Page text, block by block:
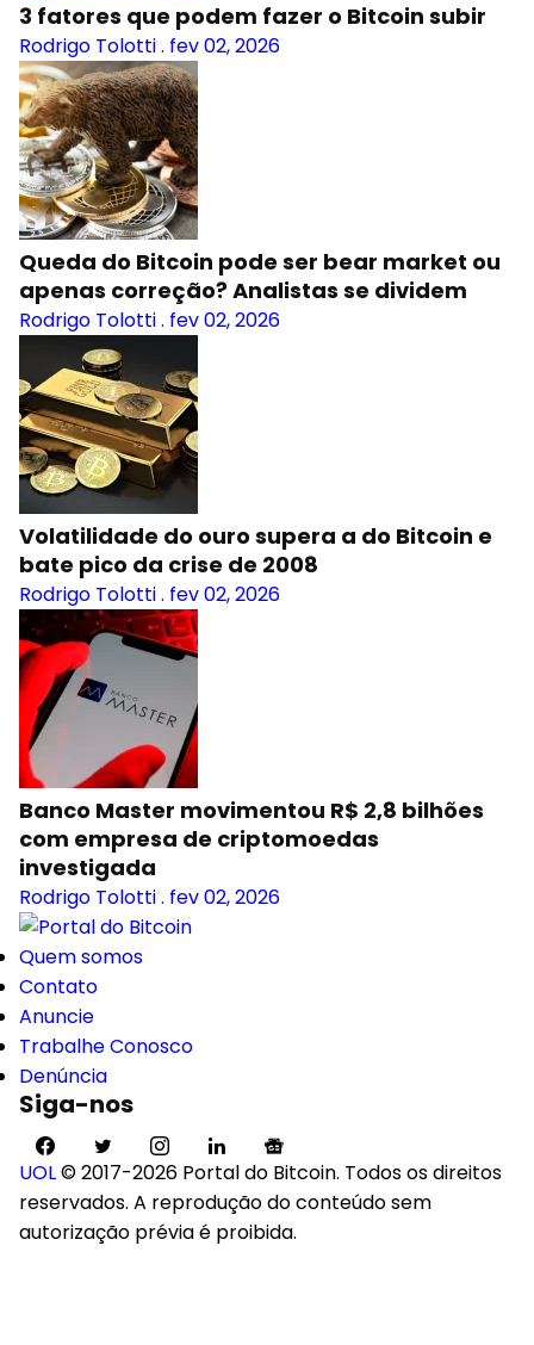
3 fatores que podem fazer o Bitcoin subir
Rodrigo Tolotti. fev 02, 2026
Queda do Bitcoin pode ser bear market ou
apenas correção? Analistas se dividem
Rodrigo Tolotti. fev 02, 2026
Volatilidade do ouro supera a do Bitcoin e
bate pico da crise de 2008
Rodrigo Tolotti. fev 02, 2026
Banco Master movimentou R$ 2,8 bilhões
com empresa de criptomoedas
investigada
Rodrigo Tolotti. fev 02, 2026
Quem somos
Contato
Anuncie
Trabalhe Conosco
Denúncia
Siga-nos
UOL© 2017-2026 Portal do Bitcoin. Todos os direitos
reservados. A reprodução do conteúdo sem
autorização prévia é proibida.